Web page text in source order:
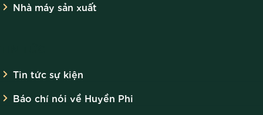
Nhà máy sản xuất
Tin tức sự kiện
Báo chí nói về Huyền Phi